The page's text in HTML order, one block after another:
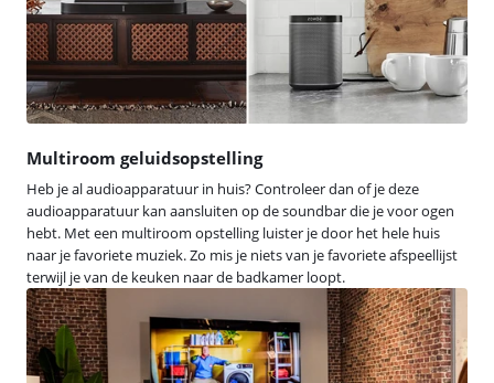
Multiroom geluidsopstelling
Heb je al audioapparatuur in huis? Controleer dan of je deze
audioapparatuur kan aansluiten op de soundbar die je voor ogen
hebt. Met een multiroom opstelling luister je door het hele huis
naar je favoriete muziek. Zo mis je niets van je favoriete afspeellijst
terwijl je van de keuken naar de badkamer loopt.